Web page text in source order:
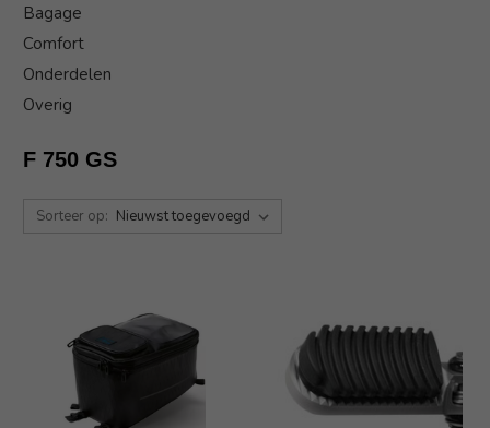
Bagage
Comfort
Onderdelen
Overig
F 750 GS
Sorteer op: